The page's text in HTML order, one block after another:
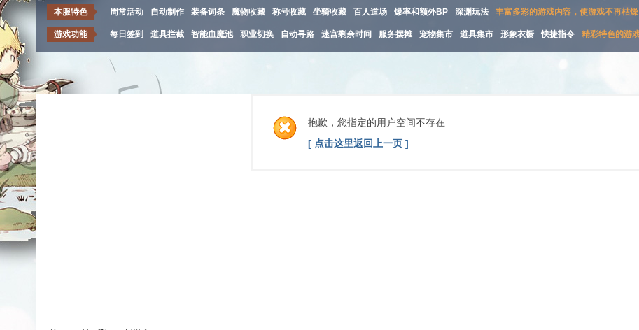
本服特色 周常活动 自动制作 装备词条 魔物收藏 称号收藏 坐骑收藏 百人道场 爆率和额外BP 深渊玩法 丰富多彩的游戏内容，使游戏不再枯燥
游戏功能 每日签到 道具拦截 智能血魔池 职业切换 自动寻路 迷宫剩余时间 服务摆摊 宠物集市 道具集市 形象衣橱 快捷指令 精彩特色的游
抱歉，您指定的用户空间不存在
[ 点击这里返回上一页 ]